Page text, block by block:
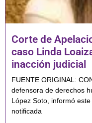
Corte de
caso Linda
inacción judicial
FUENTE ORIGINAL:
defensora de derechos
López Soto, informó
notificada